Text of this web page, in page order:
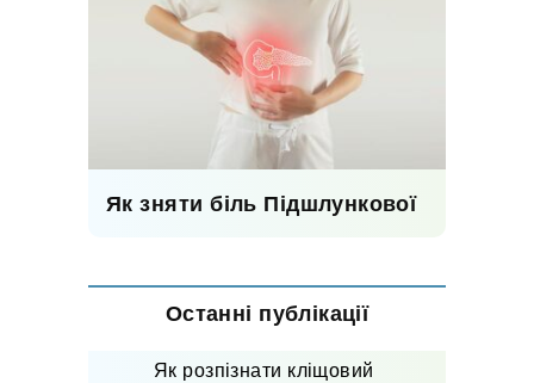
Як зняти біль Підшлункової
Останні публікації
Як розпізнати кліщовий